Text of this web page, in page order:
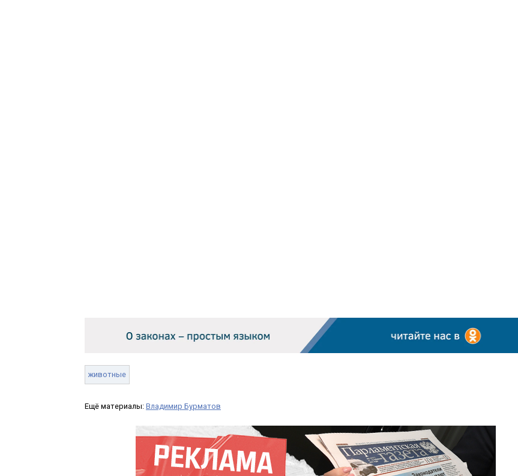
животные
Ещё материалы: Владимир Бурматов